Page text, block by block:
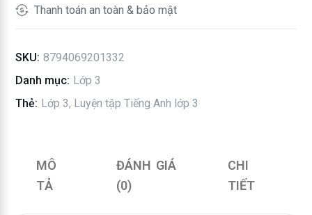
Special
Edition
số
Thanh toán an toàn & bảo mật
SKU: 8794069201332
Danh mục: Lớp 3
Thẻ: Lớp 3, Luyện tập Tiếng Anh lớp 3
MÔ
TẢ
ĐÁNH GIÁ
(0)
CHI
TIẾT